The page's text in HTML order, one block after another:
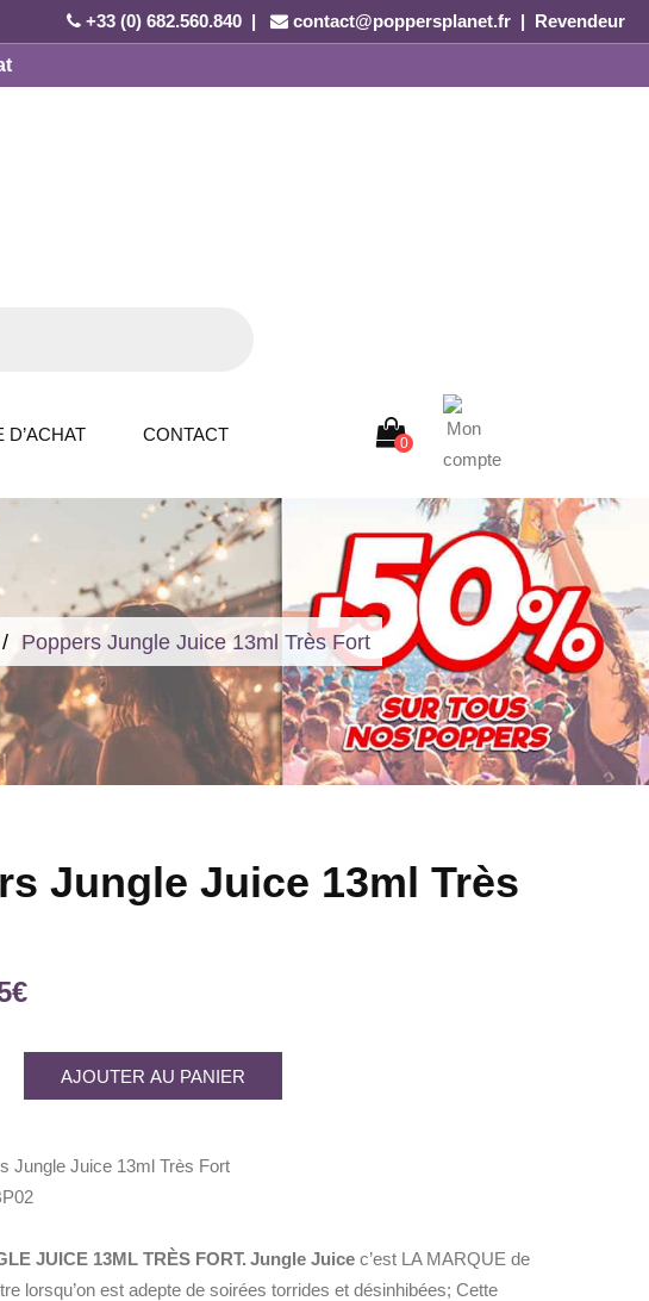
+33 (0) 682.560.840 | contact@poppersplanet.fr | Revendeur
D’ACHAT CONTACT 0
Poppers Jungle Juice 13ml Très Fort
Jungle Juice 13ml Très
€Le
actuel
est :
AJOUTER AU PANIER
Jungle Juice 13ml Très Fort
JUICE 13ML TRÈS FORT. Jungle Juice c’est LA MARQUE de
lorsqu’on est adepte de soirées torrides et désinhibées; Cette